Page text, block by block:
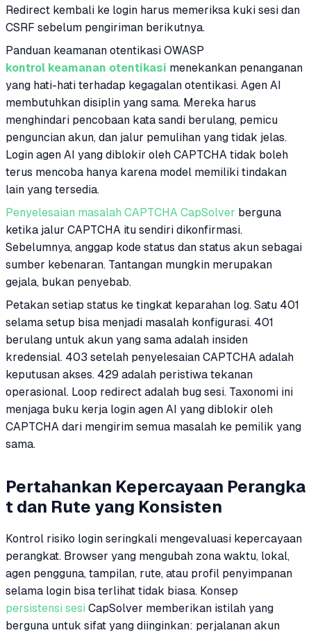
Redirect kembali ke login harus memeriksa kuki sesi dan
CSRF sebelum pengiriman berikutnya.
Panduan keamanan otentikasi OWASP
kontrol keamanan otentikasi menekankan penanganan
yang hati-hati terhadap kegagalan otentikasi. Agen AI
membutuhkan disiplin yang sama. Mereka harus
menghindari pencobaan kata sandi berulang, pemicu
penguncian akun, dan jalur pemulihan yang tidak jelas.
Login agen AI yang diblokir oleh CAPTCHA tidak boleh
terus mencoba hanya karena model memiliki tindakan
lain yang tersedia.
Penyelesaian masalah CAPTCHA CapSolver berguna
ketika jalur CAPTCHA itu sendiri dikonfirmasi.
Sebelumnya, anggap kode status dan status akun sebagai
sumber kebenaran. Tantangan mungkin merupakan
gejala, bukan penyebab.
Petakan setiap status ke tingkat keparahan log. Satu 401
selama setup bisa menjadi masalah konfigurasi. 401
berulang untuk akun yang sama adalah insiden
kredensial. 403 setelah penyelesaian CAPTCHA adalah
keputusan akses. 429 adalah peristiwa tekanan
operasional. Loop redirect adalah bug sesi. Taxonomi ini
menjaga buku kerja login agen AI yang diblokir oleh
CAPTCHA dari mengirim semua masalah ke pemilik yang
sama.
Pertahankan Kepercayaan Perangka
t dan Rute yang Konsisten
Kontrol risiko login seringkali mengevaluasi kepercayaan
perangkat. Browser yang mengubah zona waktu, lokal,
agen pengguna, tampilan, rute, atau profil penyimpanan
selama login bisa terlihat tidak biasa. Konsep
persistensi sesi CapSolver memberikan istilah yang
berguna untuk sifat yang diinginkan: perjalanan akun